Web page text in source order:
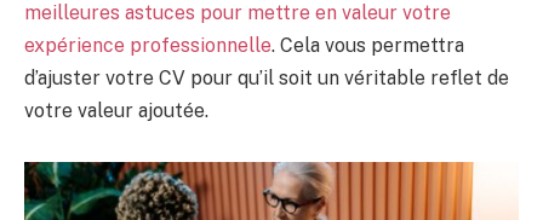
meilleures astuces pour mettre en valeur votre
expérience professionnelle. Cela vous permettra
d’ajuster votre CV pour qu’il soit un véritable reflet de
votre valeur ajoutée.